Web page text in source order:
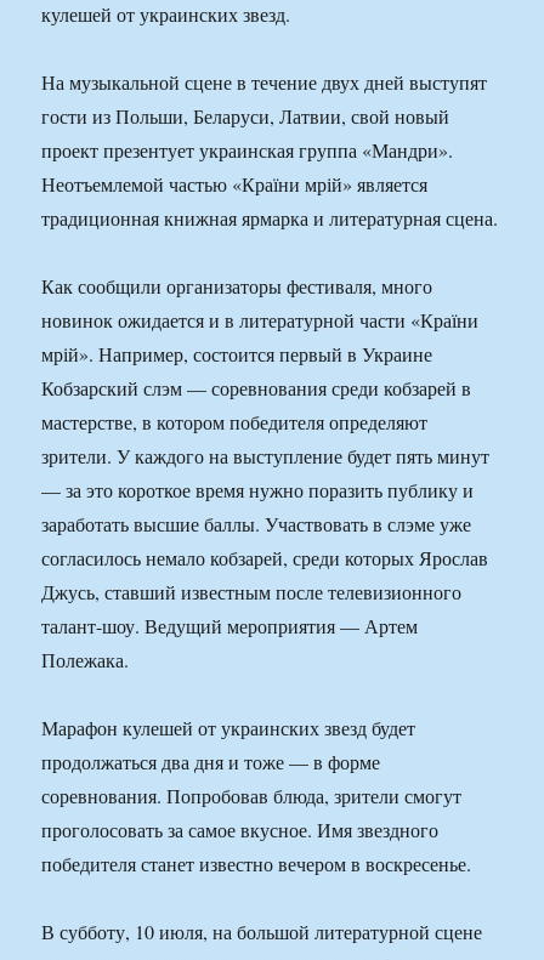
кулешей от украинских звезд.
На музыкальной сцене в течение двух дней выступят
гости из Польши, Беларуси, Латвии, свой новый
проект презентует украинская группа «Мандри».
Неотъемлемой частью «Країни мрій» является
традиционная книжная ярмарка и литературная сцена.
Как сообщили организаторы фестиваля, много
новинок ожидается и в литературной части «Країни
мрій». Например, состоится первый в Украине
Кобзарский слэм — соревнования среди кобзарей в
мастерстве, в котором победителя определяют
зрители. У каждого на выступление будет пять минут
— за это короткое время нужно поразить публику и
заработать высшие баллы. Участвовать в слэме уже
согласилось немало кобзарей, среди которых Ярослав
Джусь, ставший известным после телевизионного
талант-шоу. Ведущий мероприятия — Артем
Полежака.
Марафон кулешей от украинских звезд будет
продолжаться два дня и тоже — в форме
соревнования. Попробовав блюда, зрители смогут
проголосовать за самое вкусное. Имя звездного
победителя станет известно вечером в воскресенье.
В субботу, 10 июля, на большой литературной сцене